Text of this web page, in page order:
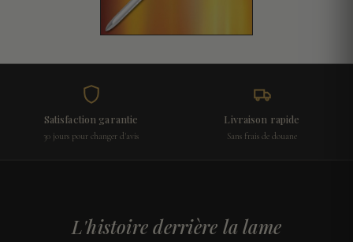
Satisfaction garantie
30 jours pour changer d'avis
Livraison rapide
Sans frais de douane
L'histoire derrière la lame